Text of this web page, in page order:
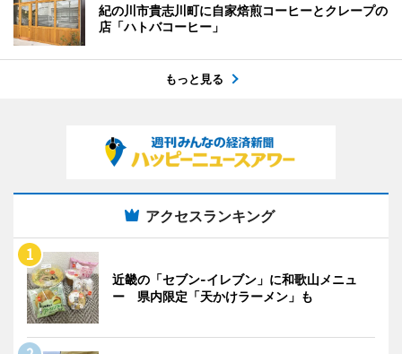
紀の川市貴志川町に自家焙煎コーヒーとクレープの
店「ハトバコーヒー」
もっと見る
アクセスランキング
近畿の「セブン-イレブン」に和歌山メニュ
ー 県内限定「天かけラーメン」も